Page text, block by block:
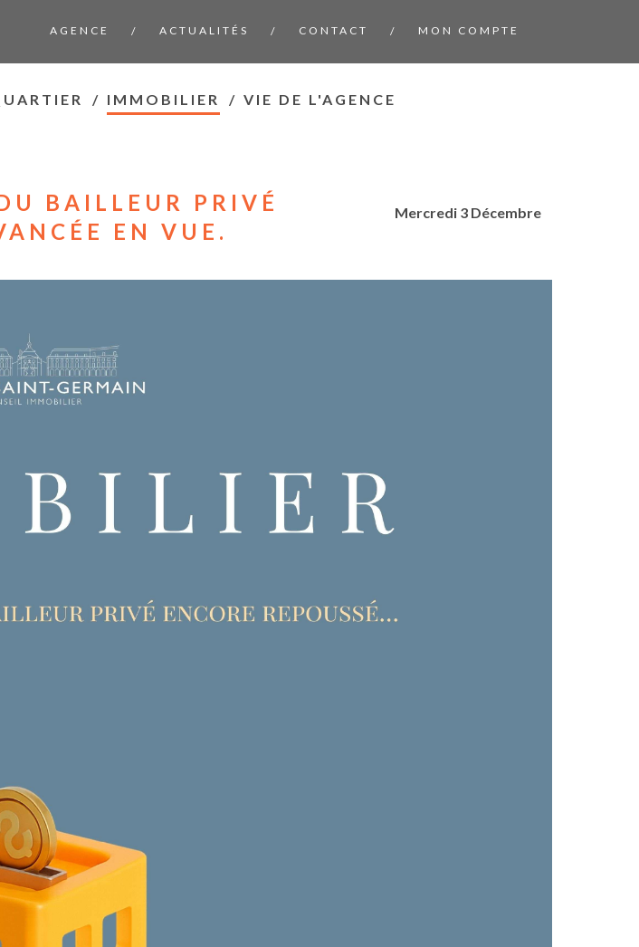
AGENCE / ACTUALITÉS / CONTACT / MON COMPTE
/ IMMOBILIER / VIE DE L'AGENCE
BAILLEUR PRIVÉ
EN VUE.
Mercredi 3 Décembre